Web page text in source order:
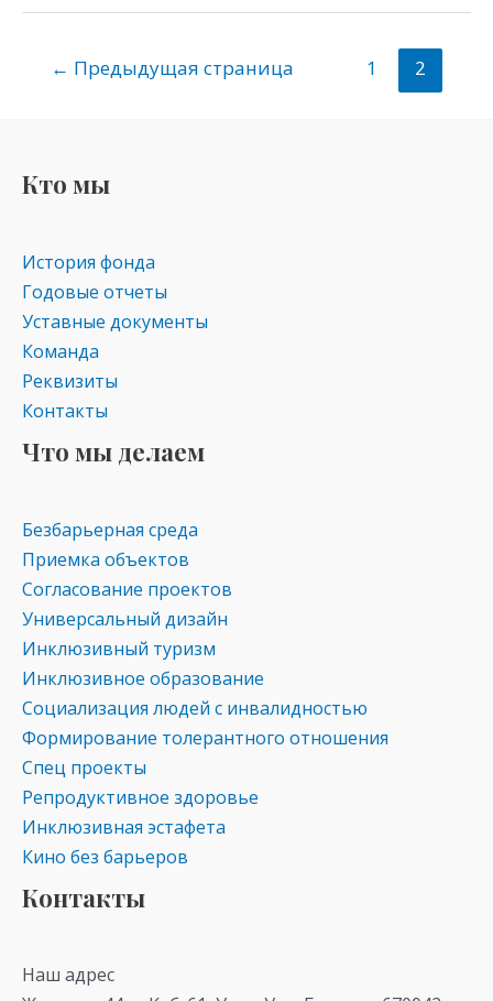
n
o
ni
e
gr
a
er at
s
← Предыдущая страница 1 2
Кто мы
История фонда
Годовые отчеты
Уставные документы
Команда
Реквизиты
Контакты
Что мы делаем
Безбарьерная среда
Приемка объектов
Согласование проектов
Универсальный дизайн
Инклюзивный туризм
Инклюзивное образование
Социализация людей с инвалидностью
Формирование толерантного отношения
Спец проекты
Репродуктивное здоровье
Инклюзивная эстафета
Кино без барьеров
Контакты
Наш адрес